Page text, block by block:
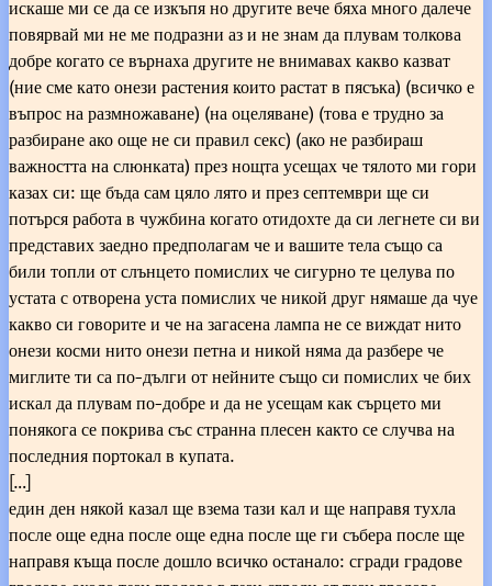
искаше ми се да се изкъпя но другите вече бяха много далече
повярвай ми не ме подразни аз и не знам да плувам толкова
добре когато се върнаха другите не внимавах какво казват
(ние сме като онези растения които растат в пясъка) (всичко е
въпрос на размножаване) (на оцеляване) (това е трудно за
разбиране ако още не си правил секс) (ако не разбираш
важността на слюнката) през нощта усещах че тялото ми гори
казах си: ще бъда сам цяло лято и през септември ще си
потърся работа в чужбина когато отидохте да си легнете си ви
представих заедно предполагам че и вашите тела също са
били топли от слънцето помислих че сигурно те целува по
устата с отворена уста помислих че никой друг нямаше да чуе
какво си говорите и че на загасена лампа не се виждат нито
онези косми нито онези петна и никой няма да разбере че
миглите ти са по-дълги от нейните също си помислих че бих
искал да плувам по-добре и да не усещам как сърцето ми
понякога се покрива със странна плесен както се случва на
последния портокал в купата.
[…]
един ден някой казал ще взема тази кал и ще направя тухла
после още една после още една после ще ги събера после ще
направя къща после дошло всичко останало: сгради градове